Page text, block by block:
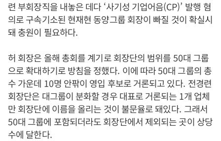
련 부회장직을 내놓은 데다 ‘사기성 기업어음(CP)’ 발행 혐
의로 구속기소된 현재현 동양그룹 회장이 빠질 것이 확실시
돼 충원이 필요하다.
허 회장은 올해 총회를 계기로 회장단의 범위를50대 그룹
으로 확대하기로 방침을 정했다. 이에 따라50대 그룹의 총
수 가운데 10명 안팎이 영입 후보로 거론되고 있다. 전경련
회장단은 대그룹이 분화할 경우 대표로 거론되는 1개 업체
만 회장단에 이름을 올리는 것이 불문율로 돼있다. 그래서
50대 그룹에 포함되더라도 회장단에서 제외되는 곳이 상당
수에 달한다.